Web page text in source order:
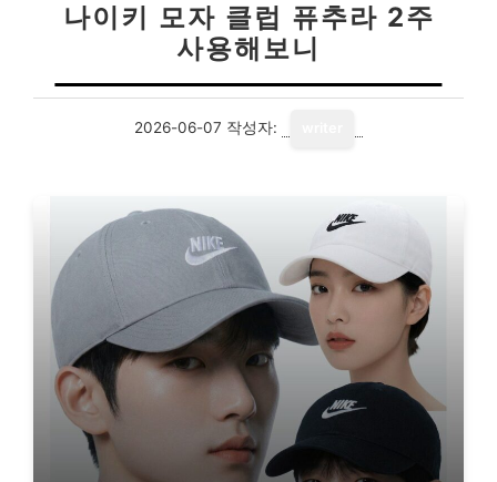
나이키 모자 클럽 퓨추라 2주
사용해보니
2026-06-07 작성자: